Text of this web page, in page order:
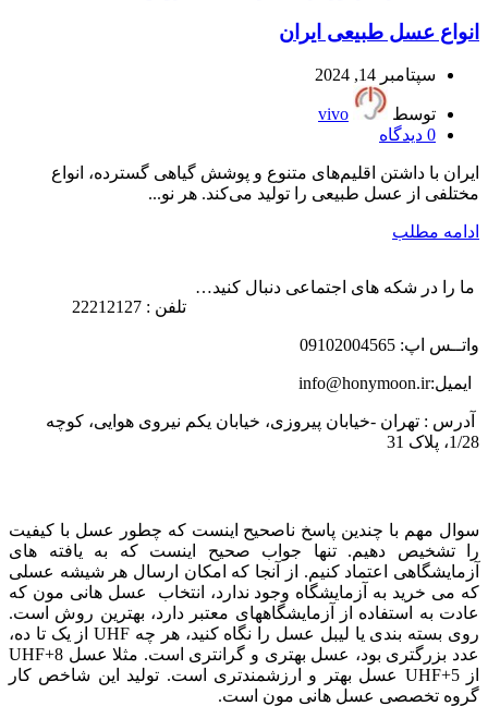
انواع عسل طبیعی ایران
سپتامبر 14, 2024
توسط
vivo
0 دیدگاه
ایران با داشتن اقلیم‌های متنوع و پوشش گیاهی گسترده، انواع
مختلفی از عسل طبیعی را تولید می‌کند. هر نو...
ادامه مطلب
ما را در شکه های اجتماعی دنبال کنید…
تلفن : 22212127
واتــس اپ: 09102004565
ایمیل:info@honymoon.ir
آدرس : تهران -خیابان پیروزی، خیابان یکم نیروی هوایی، کوچه
1/28، پلاک 31
سوال مهم با چندین پاسخ ناصحیح اینست که چطور عسل با کیفیت
را تشخیص دهیم. تنها جواب صحیح اینست که به یافته های
آزمایشگاهی اعتماد کنیم. از آنجا که امکان ارسال هر شیشه عسلی
که می خرید به آزمایشگاه وجود ندارد، انتخاب عسل هانی مون که
عادت به استفاده از آزمایشگاههای معتبر دارد، بهترین روش است.
روی بسته بندی یا لیبل عسل را نگاه کنید، هر چه UHF از یک تا ده،
عدد بزرگتری بود، عسل بهتری و گرانتری است. مثلا عسل UHF+8
از UHF+5 عسل بهتر و ارزشمندتری است. تولید این شاخص کار
گروه تخصصی عسل هانی مون است.